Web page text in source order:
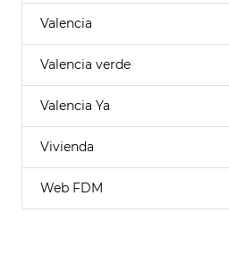
Valencia
Valencia verde
Valencia Ya
Vivienda
Web FDM